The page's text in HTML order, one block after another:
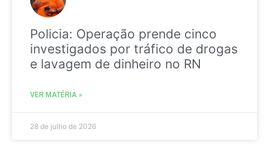
Policia: Operação prende cinco
investigados por tráfico de drogas
e lavagem de dinheiro no RN
VER MATÉRIA »
28 de julho de 2026